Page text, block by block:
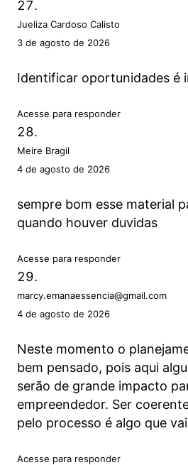
Jueliza Cardoso Calisto
3 de agosto de 2026
Identificar oportunidades é
Acesse para responder
Meire Bragil
4 de agosto de 2026
sempre bom esse material
quando houver duvidas
Acesse para responder
marcy.emanaessencia@gmail.com
4 de agosto de 2026
Neste momento o
bem pensado, pois aqui
serão de grande impacto
empreendedor. Ser
pelo processo é algo que
Acesse para responder